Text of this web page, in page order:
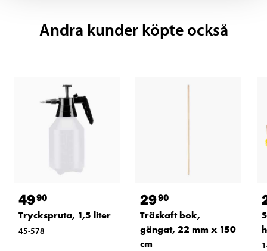
Andra kunder köpte också
4990
Tryckspruta, 1,5 liter
45-578
2990
Träskaft bok,
gängat, 22 mm x 150
cm